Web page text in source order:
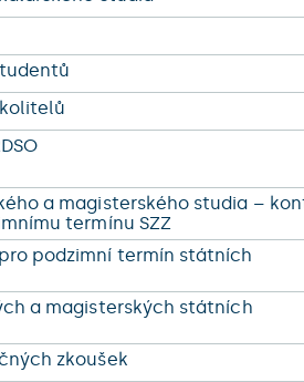
a magisterského studia –
termínu SZZ
podzimní termín státních
a magisterských státních
zkoušek